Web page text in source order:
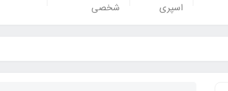
اسپری
شخصی